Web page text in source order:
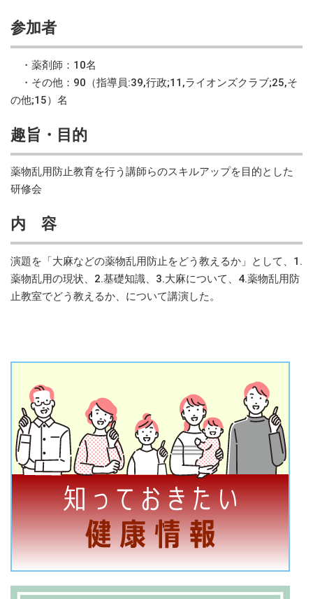
参加者
・薬剤師：10名
・その他：90（指導員:39,行政;11,ライオンズクラブ;25,そ
の他;15）名
趣旨・目的
薬物乱用防止教育を行う講師らのスキルアップを目的とした
研修会
内 容
演題を「大麻などの薬物乱用防止をどう教えるか」として、1.
薬物乱用の現状、2.基礎知識、3.大麻について、4.薬物乱用防
止教室でどう教えるか、について講演した。